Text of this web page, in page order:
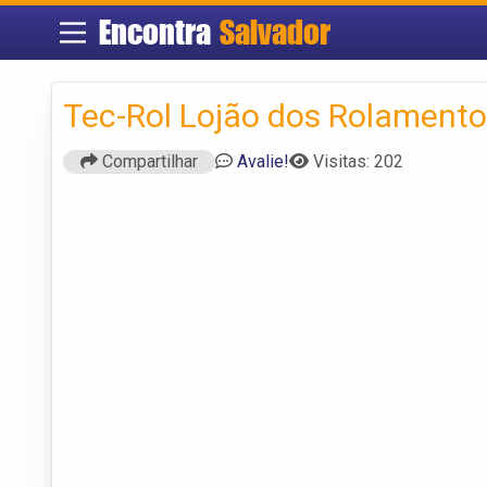
Encontra Salvador
Tec-Rol Lojão dos
Compartilhar Avalie! Visitas: 202